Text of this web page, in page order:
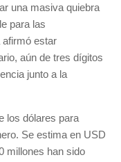
una masiva quiebra
para las
afirmó estar
aún de tres dígitos
junto a la
los dólares para
Se estima en USD
millones han sido